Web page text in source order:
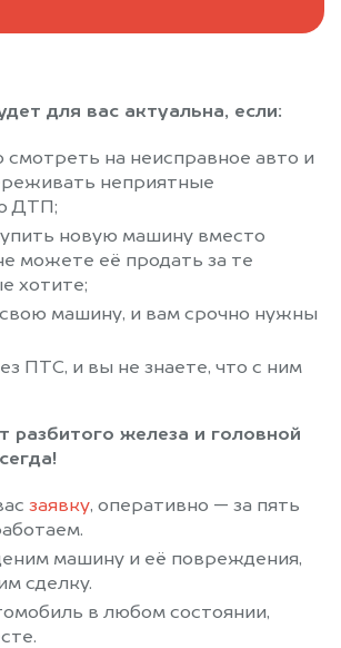
для вас актуальна, если:
смотреть на неисправное авто и
неприятные
ДТП;
новую машину вместо
можете её продать за те
хотите;
машину, и вам срочно нужны
ПТС, и вы не знаете, что с ним
разбитого железа и головной
заявку, оперативно — за пять
машину и её повреждения,
сделку.
в любом состоянии,